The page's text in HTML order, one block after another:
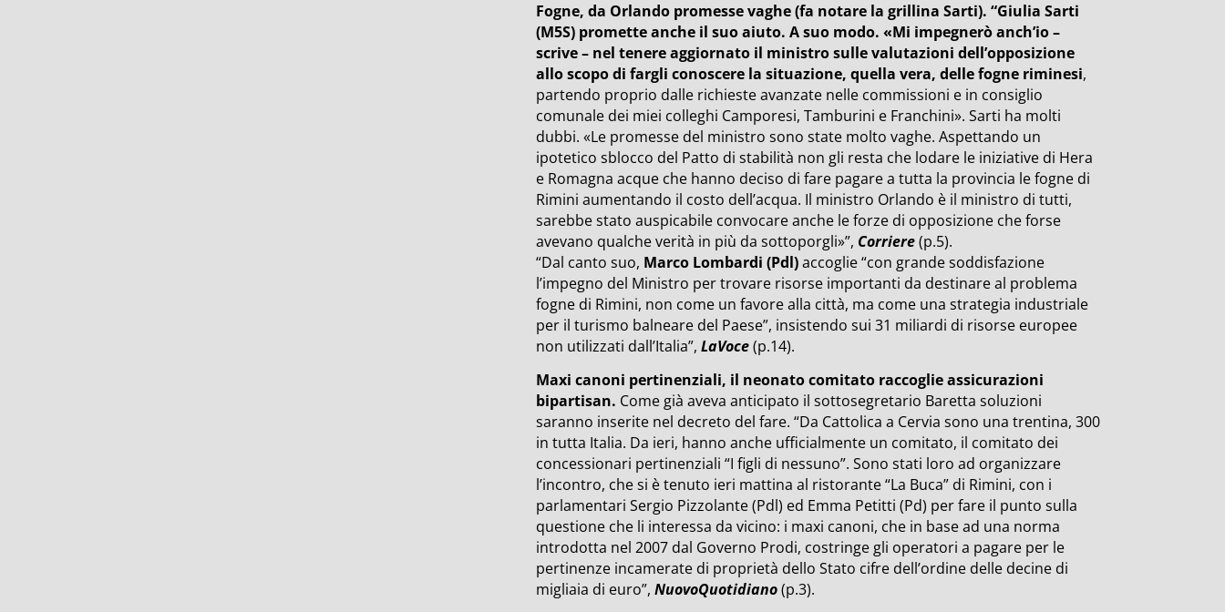
Fogne, da Orlando promesse vaghe (fa notare la grillina Sarti). “Giulia Sarti
(M5S) promette anche il suo aiuto. A suo modo. «Mi impegnerò anch’io –
scrive – nel tenere aggiornato il ministro sulle valutazioni dell’opposizione
allo scopo di fargli conoscere la situazione, quella vera, delle fogne riminesi,
partendo proprio dalle richieste avanzate nelle commissioni e in consiglio
comunale dei miei colleghi Camporesi, Tamburini e Franchini». Sarti ha molti
dubbi. «Le promesse del ministro sono state molto vaghe. Aspettando un
ipotetico sblocco del Patto di stabilità non gli resta che lodare le iniziative di Hera
e Romagna acque che hanno deciso di fare pagare a tutta la provincia le fogne di
Rimini aumentando il costo dell’acqua. Il ministro Orlando è il ministro di tutti,
sarebbe stato auspicabile convocare anche le forze di opposizione che forse
avevano qualche verità in più da sottoporgli»”, Corriere(p.5).
“Dal canto suo, Marco Lombardi (Pdl)accoglie “con grande soddisfazione
l’impegno del Ministro per trovare risorse importanti da destinare al problema
fogne di Rimini, non come un favore alla città, ma come una strategia industriale
per il turismo balneare del Paese”, insistendo sui 31 miliardi di risorse europee
non utilizzati dall’Italia”,LaVoce(p.14).
Maxi canoni pertinenziali, il neonato comitato raccoglie assicurazioni
bipartisan. Come già aveva anticipato il sottosegretario Baretta soluzioni
saranno inserite nel decreto del fare. “Da Cattolica a Cervia sono una trentina, 300
in tutta Italia. Da ieri, hanno anche ufficialmente un comitato, il comitato dei
concessionari pertinenziali “I figli di nessuno”. Sono stati loro ad organizzare
l’incontro, che si è tenuto ieri mattina al ristorante “La Buca” di Rimini, con i
parlamentari Sergio Pizzolante (Pdl) ed Emma Petitti (Pd) per fare il punto sulla
questione che li interessa da vicino: i maxi canoni, che in base ad una norma
introdotta nel 2007 dal Governo Prodi, costringe gli operatori a pagare per le
pertinenze incamerate di proprietà dello Stato cifre dell’ordine delle decine di
migliaia di euro”,NuovoQuotidiano(p.3).